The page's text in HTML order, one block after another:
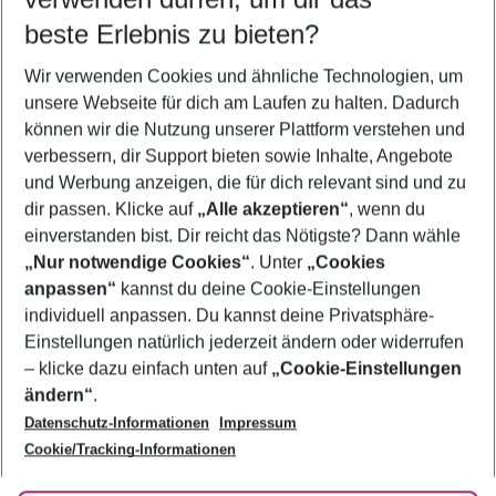
5-8 Nächte
2 Erwachsene Keine Kinder
Mehr Filter anzeigen
Footer
Footer navigation
Über uns
AGB
Bestpreisgarantie
Cookie-Einstellungen ändern
Cookie-Richtlinie
Agenturbetreuung
Barrierefreies Reisen
Folge uns
beste Erlebnis zu bieten?
Wir verwenden Cookies und ähnliche Technologien, um
unsere Webseite für dich am Laufen zu halten. Dadurch
können wir die Nutzung unserer Plattform verstehen und
verbessern, dir Support bieten sowie Inhalte, Angebote
und Werbung anzeigen, die für dich relevant sind und zu
dir passen. Klicke auf „Alle akzeptieren“, wenn du
einverstanden bist. Dir reicht das Nötigste? Dann wähle
„Nur notwendige Cookies“. Unter „Cookies
anpassen“ kannst du deine Cookie-Einstellungen
individuell anpassen. Du kannst deine Privatsphäre-
Einstellungen natürlich jederzeit ändern oder widerrufen
– klicke dazu einfach unten auf „Cookie-Einstellungen
ändern“.
Datenschutz-Informationen
Impressum
Cookie/Tracking-Informationen